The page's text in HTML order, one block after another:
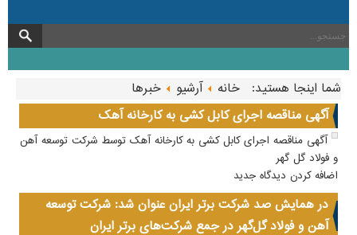
شما اینجا هستید: خانه آرشیو
خبرها
آگهی مناقصه اجرای کابل کشی به کارخانه آهک
آگهی مناقصه اجرای کابل کشی به کارخانه آهک توسط شرکت توسعه آهن
و فولاد گل گهر
اضافه کردن دیدگاه جدید
در همایش صد شرکت برتر ایران عنوان شد: شرکت توسعه
آهن و فولاد گل‌گهر در جمع شرکت‌های برتر ایران